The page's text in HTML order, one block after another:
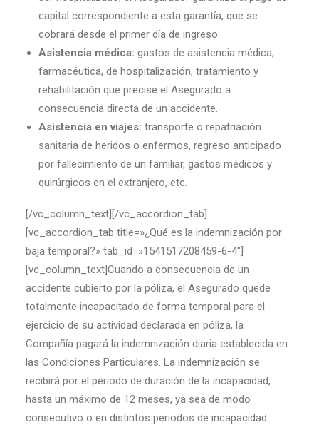
capital correspondiente a esta garantía, que se
cobrará desde el primer día de ingreso.
Asistencia médica: gastos de asistencia médica,
farmacéutica, de hospitalización, tratamiento y
rehabilitación que precise el Asegurado a
consecuencia directa de un accidente.
Asistencia en viajes: transporte o repatriación
sanitaria de heridos o enfermos, regreso anticipado
por fallecimiento de un familiar, gastos médicos y
quirúrgicos en el extranjero, etc.
[/vc_column_text][/vc_accordion_tab]
[vc_accordion_tab title=»¿Qué es la indemnización por
baja temporal?» tab_id=»1541517208459-6-4″]
[vc_column_text]Cuando a consecuencia de un
accidente cubierto por la póliza, el Asegurado quede
totalmente incapacitado de forma temporal para el
ejercicio de su actividad declarada en póliza, la
Compañía pagará la indemnización diaria establecida en
las Condiciones Particulares. La indemnización se
recibirá por el periodo de duración de la incapacidad,
hasta un máximo de 12 meses, ya sea de modo
consecutivo o en distintos periodos de incapacidad.